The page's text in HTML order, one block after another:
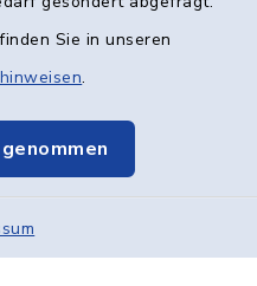
Sie in unseren
.